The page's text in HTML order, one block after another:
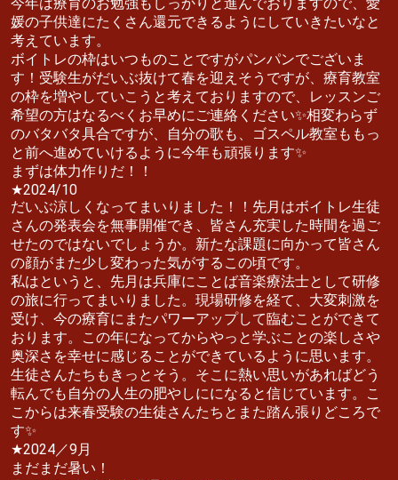
媛の子供達にたくさん還元できるようにしていきたいなと
考えています。
ボイトレの枠はいつものことですがパンパンでございま
す！受験生がだいぶ抜けて春を迎えそうですが、療育教室
の枠を増やしていこうと考えておりますので、レッスンご
希望の方はなるべくお早めにご連絡ください✨相変わらず
のバタバタ具合ですが、自分の歌も、ゴスペル教室ももっ
と前へ進めていけるように今年も頑張ります✨
まずは体力作りだ！！
★2024/10
だいぶ涼しくなってまいりました！！先月はボイトレ生徒
さんの発表会を無事開催でき、皆さん充実した時間を過ご
せたのではないでしょうか。新たな課題に向かって皆さん
の顔がまた少し変わった気がするこの頃です。
私はというと、先月は兵庫にことば音楽療法士として研修
の旅に行ってまいりました。現場研修を経て、大変刺激を
受け、今の療育にまたパワーアップして臨むことができて
おります。この年になってからやっと学ぶことの楽しさや
奥深さを幸せに感じることができているように思います。
生徒さんたちもきっとそう。そこに熱い思いがあればどう
転んでも自分の人生の肥やしにになると信じています。こ
こからは来春受験の生徒さんたちとまた踏ん張りどころで
す✨
★2024／9月
まだまだ暑い！